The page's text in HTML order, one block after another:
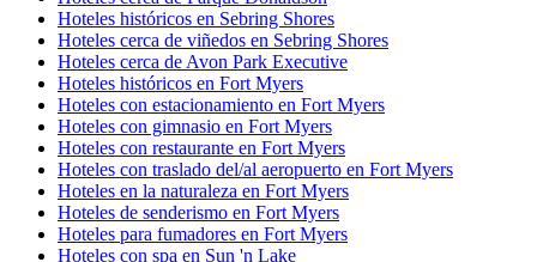
Hoteles históricos en Sebring Shores
Hoteles cerca de viñedos en Sebring Shores
Hoteles cerca de Avon Park Executive
Hoteles históricos en Fort Myers
Hoteles con estacionamiento en Fort Myers
Hoteles con gimnasio en Fort Myers
Hoteles con restaurante en Fort Myers
Hoteles con traslado del/al aeropuerto en Fort Myers
Hoteles en la naturaleza en Fort Myers
Hoteles de senderismo en Fort Myers
Hoteles para fumadores en Fort Myers
Hoteles con spa en Sun 'n Lake